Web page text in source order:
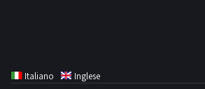
Italiano Inglese